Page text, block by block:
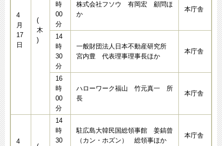
4
月
17
日
(
木
)
時
00
分
株式会社フソウ 有岡宏 顧問ほ
か
本庁舎
14
時
30
分
一般財団法人日本不動産研究所
宮内豊 代表理事理事長ほか
本庁舎
16
時
00
分
ハローワーク福山 竹元真一 所
長
本庁舎
4
14
時
30
駐広島大韓民国総領事館 姜鎬曾
（カン・ホズン） 総領事ほか
本庁舎